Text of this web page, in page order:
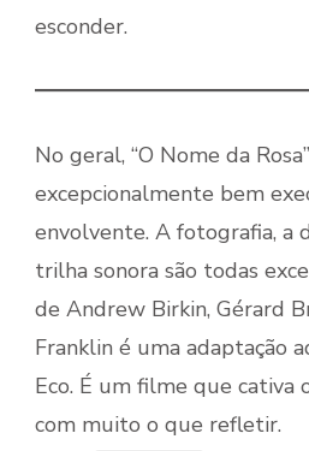
esconder.
No geral, “O Nome da
excepcionalmente bem
envolvente. A fotografia, a
trilha sonora são todas
de Andrew Birkin, Gérard
Franklin é uma adaptação
Eco. É um filme que cativa
com muito o que refletir.